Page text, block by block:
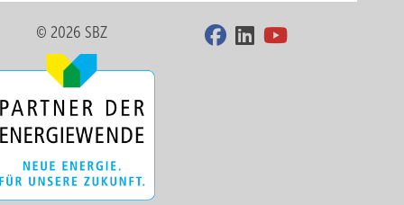
© 2026 SBZ